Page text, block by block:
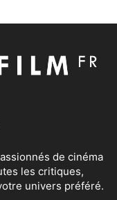
de cinéma
les critiques,
univers préféré.